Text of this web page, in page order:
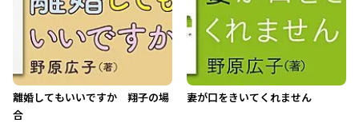
離婚してもいいですか 翔子の場
合
妻が口をきいてくれません